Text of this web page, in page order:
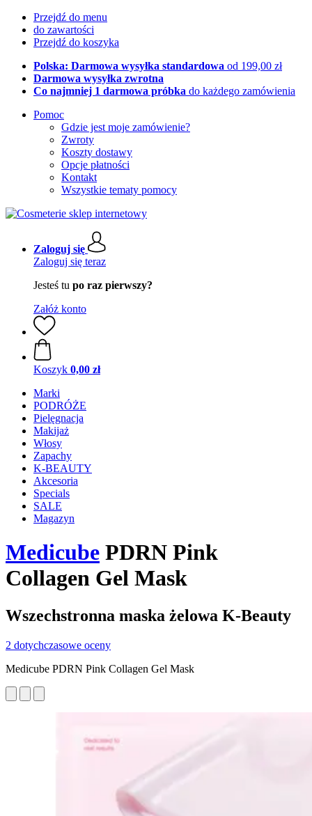
Przejdź do menu
do zawartości
Przejdź do koszyka
Polska: Darmowa wysyłka standardowa od 199,00 zł
Darmowa wysyłka zwrotna
Co najmniej 1 darmowa próbka do każdego zamówienia
Pomoc
Gdzie jest moje zamówienie?
Zwroty
Koszty dostawy
Opcje płatności
Kontakt
Wszystkie tematy pomocy
Zaloguj się
Zaloguj się teraz
Jesteś tu po raz pierwszy?
Załóż konto
Koszyk 0,00 zł
Marki
PODRÓŻE
Pielęgnacja
Makijaż
Włosy
Zapachy
K-BEAUTY
Akcesoria
Specials
SALE
Magazyn
Medicube PDRN Pink
Collagen Gel Mask
Wszechstronna maska żelowa K-Beauty
2 dotychczasowe oceny
Medicube PDRN Pink Collagen Gel Mask